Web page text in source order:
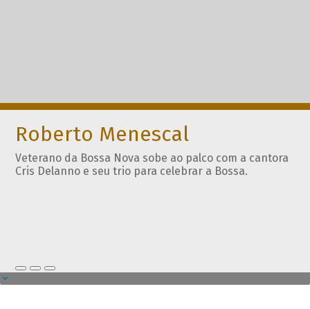
Roberto Menescal
Veterano da Bossa Nova sobe ao palco com a cantora
Cris Delanno e seu trio para celebrar a Bossa.